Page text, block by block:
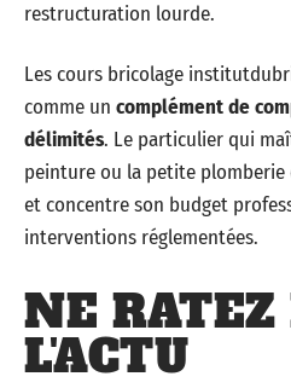
restructuration lourde.
Les cours bricolage
comme un complément de
délimités. Le particulier qui
peinture ou la petite plomberie
et concentre son budget
interventions réglementées.
NE
L'ACTU